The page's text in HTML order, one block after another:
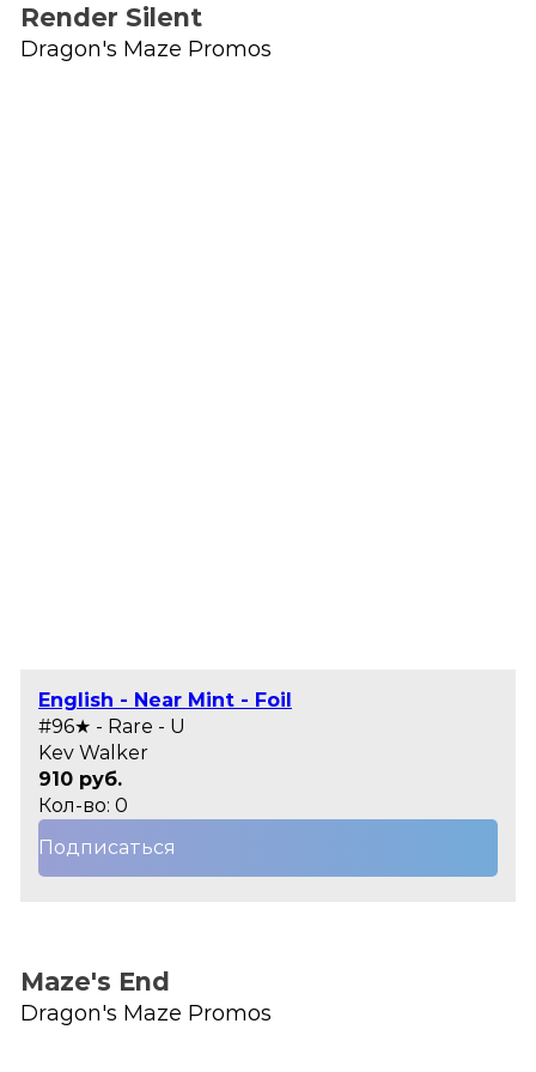
Render Silent
Dragon's Maze Promos
English - Near Mint - Foil
#96★ - Rare - U
Kev Walker
910 руб.
Кол-во: 0
Подписаться
Maze's End
Dragon's Maze Promos